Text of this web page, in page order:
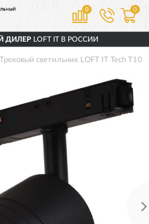
0 0
ДИЛЕРLOFT IT В РОССИИ
Трековый светильник LOFT IT Tech